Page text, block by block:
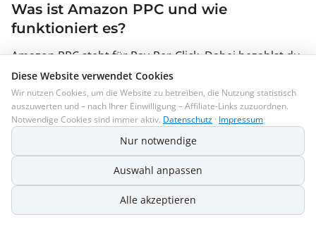
Was ist Amazon PPC und wie
funktioniert es?
Amazon PPC steht für Pay-Per-Click. Dabei bezahlst du
nur, wenn jemand auf deine Anzeige klickt. Du wählst
Keywords aus und erstellst Anzeigen, die bei
relevanten Suchanfragen erscheinen.
Wie finde ich die richtigen Keywords
für meine Amazon PPC-Kampagne?
Du kannst Tools zur Keyword-Recherche nutzen, um
herauszufinden, welche Begriffe deine potenziellen
Diese Website verwendet Cookies
Wir nutzen Cookies, um die Website zu betreiben, die Nutzung statistisch
auszuwerten und – nach Ihrer Einwilligung – Affiliate-Links zuzuordnen.
Notwendige Cookies sind immer aktiv. Datenschutz · Impressum
Nur notwendige
Auswahl anpassen
Alle akzeptieren